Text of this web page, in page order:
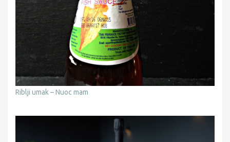
Riblji umak – Nuoc mam